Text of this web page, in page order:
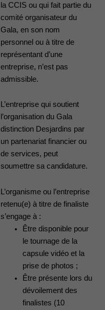
la CCIS ou qui fait partie du
comité organisateur du
Gala, en son nom
personnel ou à titre de
représentant d’une
entreprise, n’est pas
admissible.
L’entreprise qui soutient
l’organisation du Gala
distinction Desjardins par
un partenariat financier ou
de services, peut
soumettre sa candidature.
L’organisme ou l’entreprise
retenu(e) à titre de finaliste
s’engage à :
Être disponible pour
le tournage de la
capsule vidéo et la
prise de photos ;
Être présente lors du
dévoilement des
finalistes (10